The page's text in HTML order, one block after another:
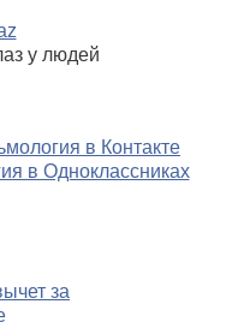
у людей